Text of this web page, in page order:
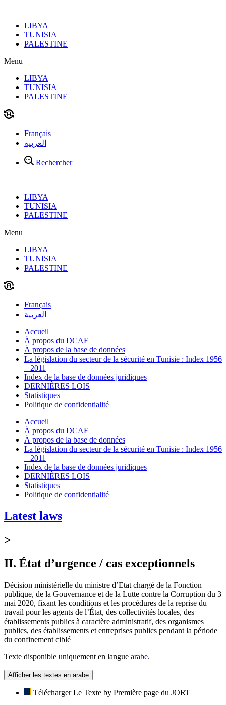
contenuLIBYA
TUNISIA
PALESTINE
Menu
LIBYA
TUNISIA
PALESTINE
Français
العربية
Rechercher
LIBYA
TUNISIA
PALESTINE
Menu
LIBYA
TUNISIA
PALESTINE
Français
العربية
Accueil
À propos du DCAF
À propos de la base de données
La législation du secteur de la sécurité en Tunisie : Index 1956
– 2011
Index de la base de données juridiques
DERNIÈRES LOIS
Statistiques
Politique de confidentialité
Accueil
À propos du DCAF
À propos de la base de données
La législation du secteur de la sécurité en Tunisie : Index 1956
– 2011
Index de la base de données juridiques
DERNIÈRES LOIS
Statistiques
Politique de confidentialité
Latest laws
>
II. État d’urgence / cas exceptionnels
Décision ministérielle du ministre d’Etat chargé de la Fonction
publique, de la Gouvernance et de la Lutte contre la Corruption du 3
mai 2020, fixant les conditions et les procédures de la reprise du
travail pour les agents de l’État, des collectivités locales, des
établissements publics à caractère administratif, des organismes
publics, des établissements et entreprises publics pendant la période
du confinement ciblé
Texte disponible uniquement en langue arabe.
Afficher les textes en arabe
Télécharger Le Texte by Première page du JORT